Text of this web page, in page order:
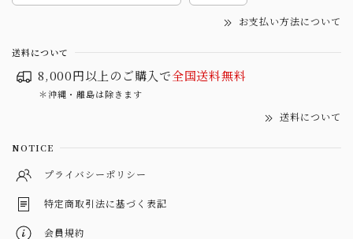
お支払い方法について
送料について
8,000円以上のご購入で全国送料無料
＊沖縄・離島は除きます
送料について
NOTICE
プライバシーポリシー
特定商取引法に基づく表記
会員規約